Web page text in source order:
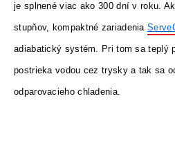
je splnené viac ako 300 dní v roku.
stupňov, kompaktné zariadenia
adiabatický systém. Pri tom sa teplý
postrieka vodou cez trysky a tak sa
odparovacieho chladenia.